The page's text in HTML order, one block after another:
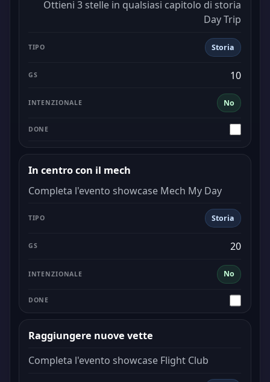
Ottieni 3 stelle in qualsiasi capitolo di storia
Day Trip
Storia
No
10
In centro con il mech
Completa l'evento showcase Mech My Day
Storia
No
20
Raggiungere nuove vette
Completa l'evento showcase Flight Club